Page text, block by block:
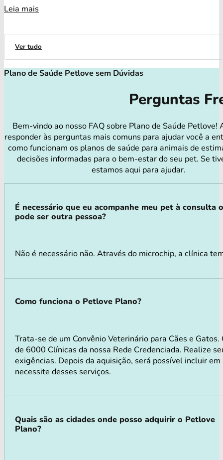
Leia mais
Ver tudo
Plano de Saúde Petlove sem Dúvidas
Perguntas
Bem-vindo ao nosso FAQ sobre Plano de Saúde Petlove!
responder às perguntas mais comuns para ajudar você a
como funcionam os planos de saúde para animais de
decisões informadas para o bem-estar do seu pet. Se
estamos aqui para ajudar.
É necessário que eu acompanhe meu pet à consulta
pode ser outra pessoa?
Não é necessário não. Através do microchip, a clínica
Como funciona o Petlove Plano?
Trata-se de um Convênio Veterinário para Cães e
de 6000 Clínicas da nossa Rede Credenciada. Realize
exigências. Depois da aquisição, será possível incluir
necessite desses serviços.
Quais são as cidades onde posso adquirir o Petlove
Plano?